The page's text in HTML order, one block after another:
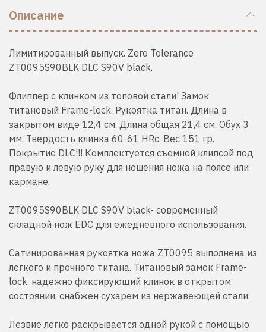
Описание
Лимитированный выпуск. Zero Tolerance
ZT0095S90BLK DLC S90V black.
Флиппер с клинком из топовой стали! Замок
титановый Frame-lock. Рукоятка титан. Длина в
закрытом виде 12,4 см. Длина общая 21,4 см. Обух 3
мм. Твердость клинка 60-61 HRc. Вес 151 гр.
Покрытие DLC!!! Комплектуется съемной клипсой под
правую и левую руку для ношения ножа на поясе или
кармане.
ZT0095S90BLK DLC S90V black- cовременный
складной нож EDC для ежедневного использования.
Сатинированная рукоятка ножа ZT0095 выполнена из
легкого и прочного титана. Титановый замок Frame-
lock, надежно фиксирующий клинок в открытом
состоянии, снабжен сухарем из нержавеющей стали.
Лезвие легко раскрывается одной рукой с помощью